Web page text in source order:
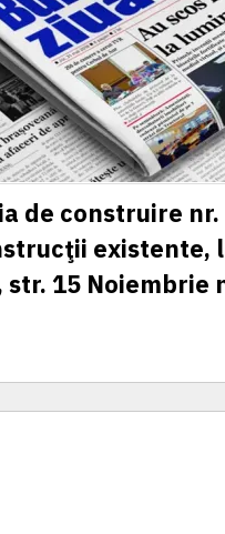
de construire nr.
existente,
15 Noiembrie